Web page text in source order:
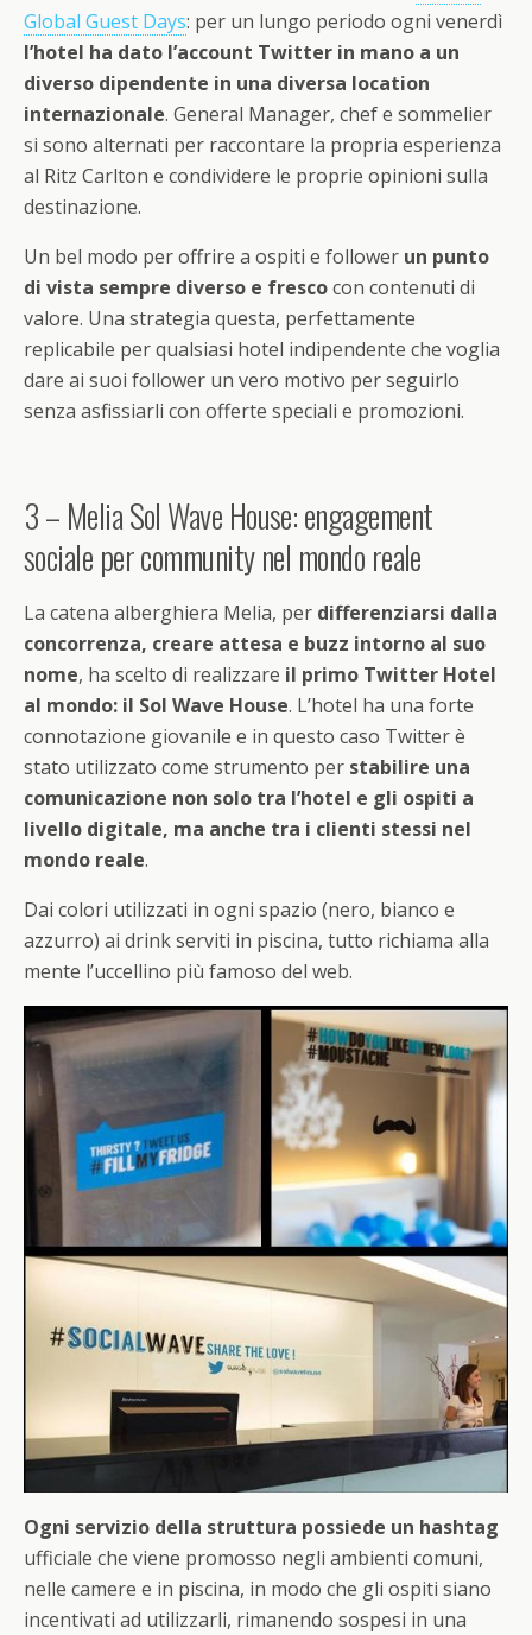
Global Guest Days: per un lungo periodo ogni venerdì
l’hotel ha dato l’account Twitter in mano a un
diverso dipendente in una diversa location
internazionale. General Manager, chef e sommelier
si sono alternati per raccontare la propria esperienza
al Ritz Carlton e condividere le proprie opinioni sulla
destinazione.
Un bel modo per offrire a ospiti e follower un punto
di vista sempre diverso e frescocon contenuti di
valore. Una strategia questa, perfettamente
replicabile per qualsiasi hotel indipendente che voglia
dare ai suoi follower un vero motivo per seguirlo
senza asfissiarli con offerte speciali e promozioni.
3 – Melia Sol Wave House: engagement
sociale per community nel mondo reale
La catena alberghiera Melia, per differenziarsi dalla
concorrenza, creare attesa e buzz intorno al suo
nome, ha scelto di realizzare il primo Twitter Hotel
al mondo: il Sol Wave House. L’hotel ha una forte
connotazione giovanile e in questo caso Twitter è
stato utilizzato come strumento per stabilire una
comunicazione non solo tra l’hotel e gli ospiti a
livello digitale, ma anche tra i clienti stessi nel
mondo reale.
Dai colori utilizzati in ogni spazio (nero, bianco e
azzurro) ai drink serviti in piscina, tutto richiama alla
mente l’uccellino più famoso del web.
Ogni servizio della struttura possiede un hashtag
ufficiale che viene promosso negli ambienti comuni,
nelle camere e in piscina, in modo che gli ospiti siano
incentivati ad utilizzarli, rimanendo sospesi in una